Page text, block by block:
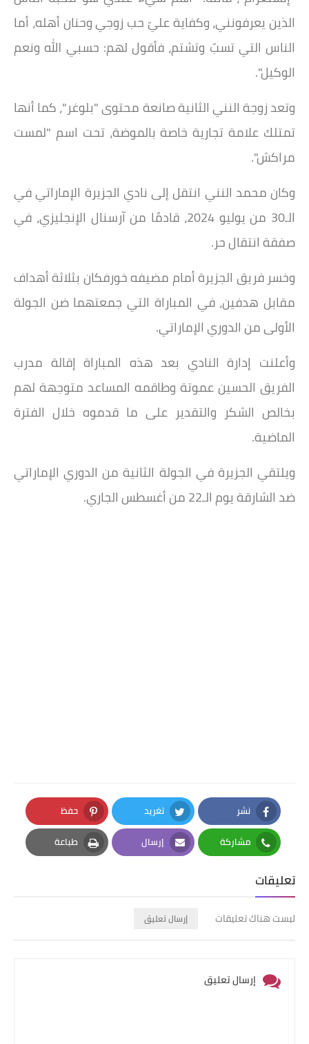
الذين يعرفونني، وكفاية عليّ حب زوجي وحنان أهله، أما
الناس التي تسبّ وتشتم، فأقول لهم: حسبي الله ونعم
الوكيل".
وتعد زوجة النني الثانية صانعة محتوى "بلوغر"، كما أنها
تمتلك علامة تجارية خاصة بالموضة، تحت اسم "لمست
مراكش".
وكان محمد النني انتقل إلى نادي الجزيرة الإماراتي في
الـ30 من يوليو 2024، قادمًا من آرسنال الإنجليزي، في
صفقة انتقال حر.
وخسر فريق الجزيرة أمام مضيفه خورفكان بثلاثة أهداف
مقابل هدفين، في المباراة التي جمعتهما ضن الجولة
الأولى من الدوري الإماراتي.
وأعلنت إدارة النادي بعد هذه المباراة إقالة مدرب
الفريق الحسين عموتة وطاقمه المساعد متوجهة لهم
بخالص الشكر والتقدير على ما قدموه خلال الفترة
الماضية.
ويلتقي الجزيرة في الجولة الثانية من الدوري الإماراتي
ضد الشارقة يوم الـ22 من أغسطس الجاري.
نشر
Facebook
تغريد
Twitter
حفظ
Pinterest
مشاركة
Whatsapp
إرسال
Email
طباعة
Print
تعليقات
ليست هناك تعليقات إرسال تعليق
إرسال تعليق